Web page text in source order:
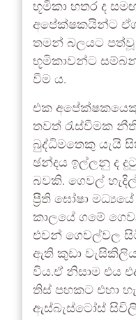
භූමිකා හතර ද
අපේක්ෂකයින්ට
තමන් බලයට පත්වූ
භූමිකාවන්ට
වීම ය.
එක
තවත්‍ රැස්වීමක
බුද්ධිමතෙකු යැයි
ඡන්දය ඉල්ලනු ද
බවකි. ගෙවල්
ප්‍රීති ඝෝෂා
කාලයේ ගමේ
එවන් ගෙවල්වල
ඇති කුඩා
විය.ඒ නිසාම එය
තිස් පහකට එහා
ඇස්බැස්ටෝස්